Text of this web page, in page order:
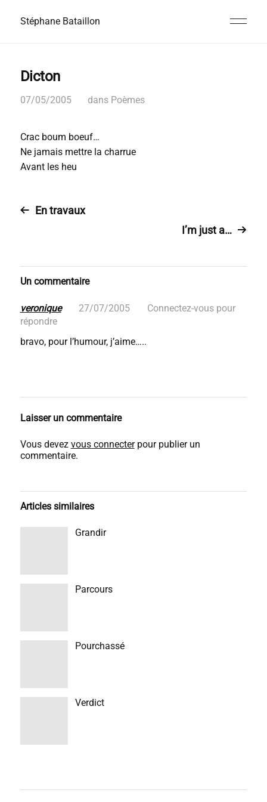
Stéphane Bataillon
Dicton
07/05/2005 dans Poèmes
Crac boum boeuf…
Ne jamais mettre la charrue
Avant les heu
En travaux
I’m just a…
Un commentaire
veronique 27/07/2005
Connectez-vous pour
répondre
bravo, pour l’humour, j’aime…..
Laisser un commentaire
Vous devez vous connecterpour publier un
commentaire.
Articles similaires
Grandir
Parcours
Pourchassé
Verdict